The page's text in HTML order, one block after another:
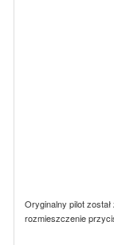
Oryginalny pilot
rozmieszczenie